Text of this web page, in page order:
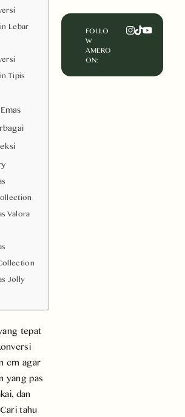
Lebar
Tipis
Valora
Jolly
tepat
cm agar
yang pas
dan
tahu
FOLLO
W
AMERO
ON: